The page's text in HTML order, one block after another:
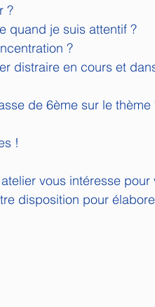
?
quand je suis attentif ?
?
distraire en cours et
de 6ème sur le
!
vous intéresse
disposition pour